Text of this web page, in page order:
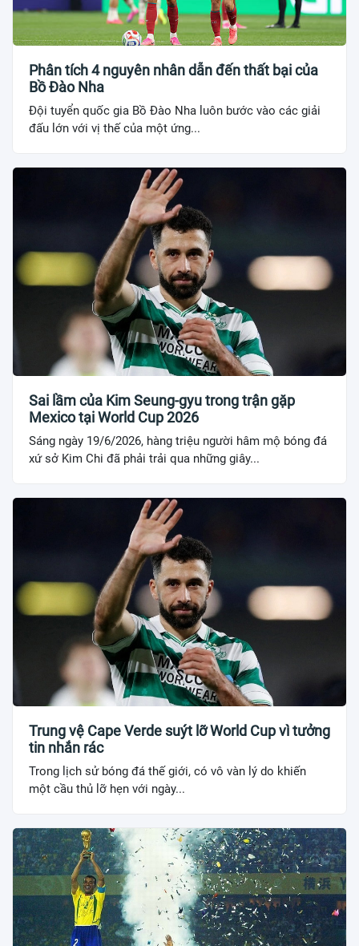
Phân tích 4 nguyên nhân dẫn đến thất bại của
Bồ Đào Nha
Đội tuyển quốc gia Bồ Đào Nha luôn bước vào các giải
đấu lớn với vị thế của một ứng...
Sai lầm của Kim Seung-gyu trong trận gặp
Mexico tại World Cup 2026
Sáng ngày 19/6/2026, hàng triệu người hâm mộ bóng đá
xứ sở Kim Chi đã phải trải qua những giây...
Trung vệ Cape Verde suýt lỡ World Cup vì tưởng
tin nhắn rác
Trong lịch sử bóng đá thế giới, có vô vàn lý do khiến
một cầu thủ lỡ hẹn với ngày...